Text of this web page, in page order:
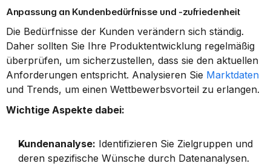
Anpassung an Kundenbedürfnisse und -zufriedenheit
Die Bedürfnisse der Kunden verändern sich ständig.
Daher sollten Sie Ihre Produktentwicklung regelmäßig
überprüfen, um sicherzustellen, dass sie den aktuellen
Anforderungen entspricht. Analysieren Sie Marktdaten
und Trends, um einen Wettbewerbsvorteil zu erlangen.
Wichtige Aspekte dabei:
Kundenanalyse: Identifizieren Sie Zielgruppen und
deren spezifische Wünsche durch Datenanalysen.